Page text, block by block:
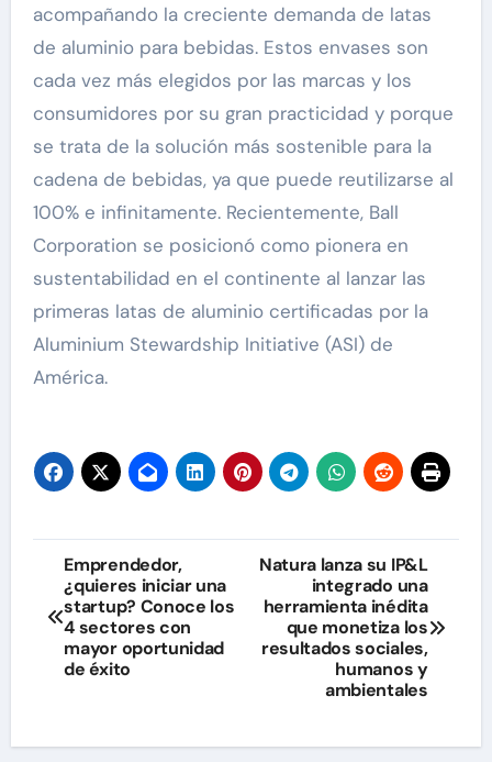
acompañando la creciente demanda de latas
de aluminio para bebidas. Estos envases son
cada vez más elegidos por las marcas y los
consumidores por su gran practicidad y porque
se trata de la solución más sostenible para la
cadena de bebidas, ya que puede reutilizarse al
100% e infinitamente. Recientemente, Ball
Corporation se posicionó como pionera en
sustentabilidad en el continente al lanzar las
primeras latas de aluminio certificadas por la
Aluminium Stewardship Initiative (ASI) de
América.
Navegación
de
entradas
Emprendedor,
¿quieres iniciar una
startup? Conoce los
4 sectores con
mayor oportunidad
de éxito
Natura lanza su IP&L
integrado una
herramienta inédita
que monetiza los
resultados sociales,
humanos y
ambientales